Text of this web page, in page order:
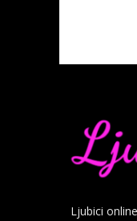
Ljubici